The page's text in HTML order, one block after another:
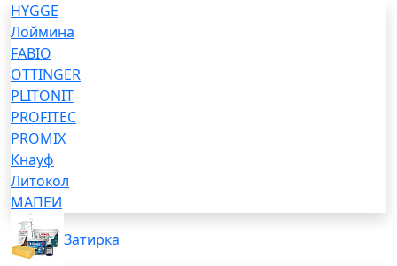
HYGGE
Лоймина
FABIO
OTTINGER
PLITONIT
PROFITEC
PROMIX
Кнауф
Литокол
МАПЕИ
Затирка